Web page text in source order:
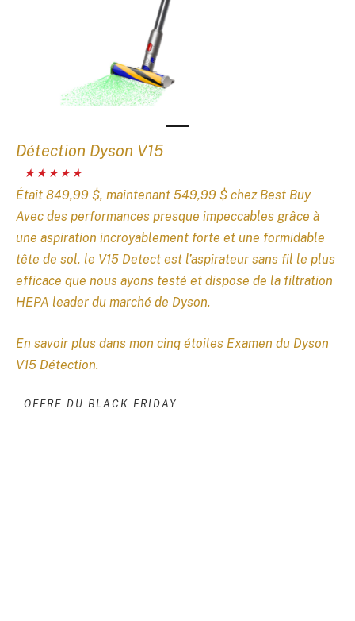
Détection Dyson V15
Était 849,99 $, maintenant 549,99 $ chez Best Buy
Avec des performances presque impeccables grâce à
une aspiration incroyablement forte et une formidable
tête de sol, le V15 Detect est l’aspirateur sans fil le plus
efficace que nous ayons testé et dispose de la filtration
HEPA leader du marché de Dyson.
En savoir plus dans mon cinq étoiles Examen du Dyson
V15 Détection.
OFFRE DU BLACK FRIDAY